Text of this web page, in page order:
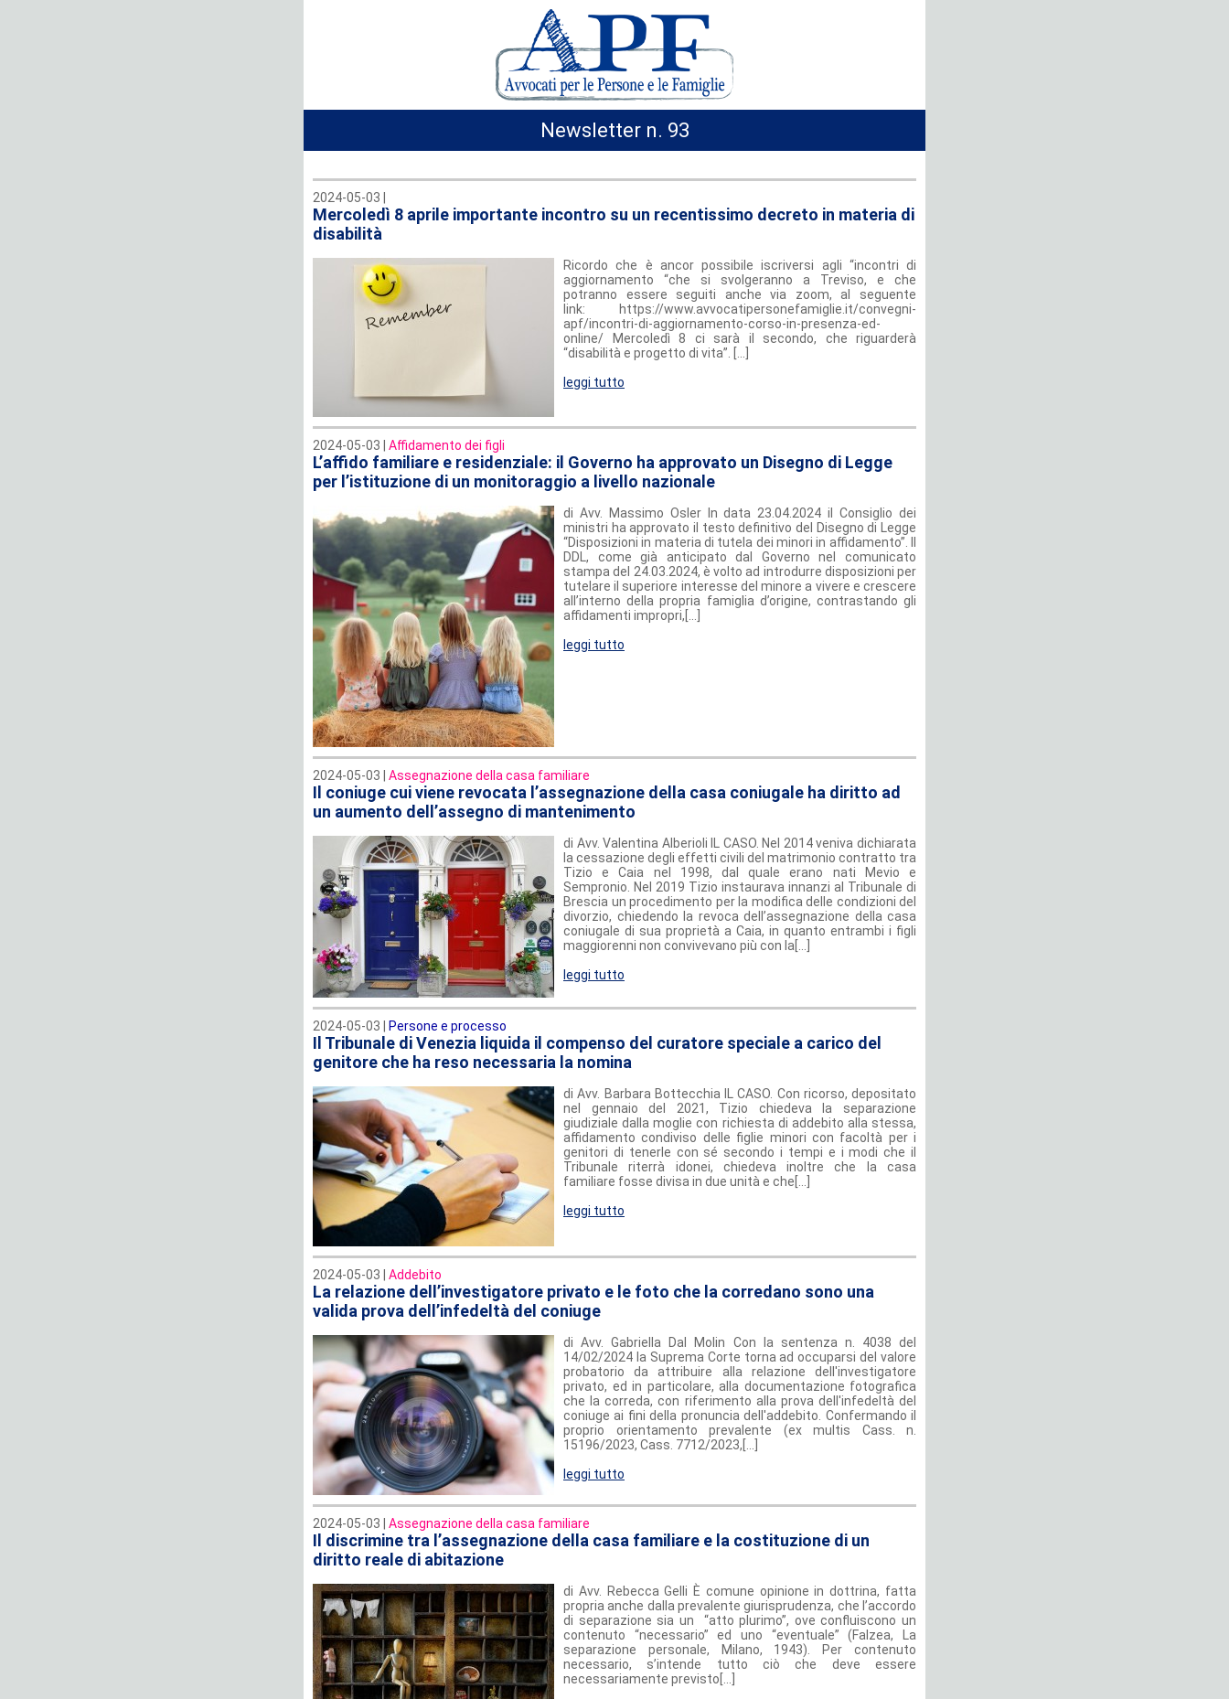
Newsletter n. 93
2024-05-03 |
Mercoledì 8 aprile importante incontro su un recentissimo decreto in materia di
disabilità
Ricordo che è ancor possibile iscriversi agli “incontri di
aggiornamento “che si svolgeranno a Treviso, e che
potranno essere seguiti anche via zoom, al seguente
link: https://www.avvocatipersonefamiglie.it/convegni-
apf/incontri-di-aggiornamento-corso-in-presenza-ed-
online/ Mercoledì 8 ci sarà il secondo, che riguarderà
“disabilità e progetto di vita”. [...]
leggi tutto
2024-05-03 | Affidamento dei figli
L’affido familiare e residenziale: il Governo ha approvato un Disegno di Legge
per l’istituzione di un monitoraggio a livello nazionale
di Avv. Massimo Osler In data 23.04.2024 il Consiglio dei
ministri ha approvato il testo definitivo del Disegno di Legge
“Disposizioni in materia di tutela dei minori in affidamento”. Il
DDL, come già anticipato dal Governo nel comunicato
stampa del 24.03.2024, è volto ad introdurre disposizioni per
tutelare il superiore interesse del minore a vivere e crescere
all’interno della propria famiglia d’origine, contrastando gli
affidamenti impropri,[...]
leggi tutto
2024-05-03 | Assegnazione della casa familiare
Il coniuge cui viene revocata l’assegnazione della casa coniugale ha diritto ad
un aumento dell’assegno di mantenimento
di Avv. Valentina Alberioli IL CASO. Nel 2014 veniva dichiarata
la cessazione degli effetti civili del matrimonio contratto tra
Tizio e Caia nel 1998, dal quale erano nati Mevio e
Sempronio. Nel 2019 Tizio instaurava innanzi al Tribunale di
Brescia un procedimento per la modifica delle condizioni del
divorzio, chiedendo la revoca dell’assegnazione della casa
coniugale di sua proprietà a Caia, in quanto entrambi i figli
maggiorenni non convivevano più con la[...]
leggi tutto
2024-05-03 | Persone e processo
Il Tribunale di Venezia liquida il compenso del curatore speciale a carico del
genitore che ha reso necessaria la nomina
di Avv. Barbara Bottecchia IL CASO. Con ricorso, depositato
nel gennaio del 2021, Tizio chiedeva la separazione
giudiziale dalla moglie con richiesta di addebito alla stessa,
affidamento condiviso delle figlie minori con facoltà per i
genitori di tenerle con sé secondo i tempi e i modi che il
Tribunale riterrà idonei, chiedeva inoltre che la casa
familiare fosse divisa in due unità e che[...]
leggi tutto
2024-05-03 | Addebito
La relazione dell’investigatore privato e le foto che la corredano sono una
valida prova dell’infedeltà del coniuge
di Avv. Gabriella Dal Molin Con la sentenza n. 4038 del
14/02/2024 la Suprema Corte torna ad occuparsi del valore
probatorio da attribuire alla relazione dell'investigatore
privato, ed in particolare, alla documentazione fotografica
che la correda, con riferimento alla prova dell'infedeltà del
coniuge ai fini della pronuncia dell'addebito. Confermando il
proprio orientamento prevalente (ex multis Cass. n.
15196/2023, Cass. 7712/2023,[...]
leggi tutto
2024-05-03 | Assegnazione della casa familiare
Il discrimine tra l’assegnazione della casa familiare e la costituzione di un
diritto reale di abitazione
di Avv. Rebecca Gelli È comune opinione in dottrina, fatta
propria anche dalla prevalente giurisprudenza, che l’accordo
di separazione sia un “atto plurimo”, ove confluiscono un
contenuto “necessario” ed uno “eventuale” (Falzea, La
separazione personale, Milano, 1943). Per contenuto
necessario, s’intende tutto ciò che deve essere
necessariamente previsto[...]